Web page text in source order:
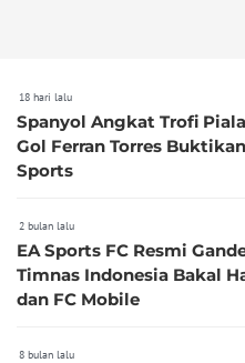
18 hari lalu
Spanyol Angkat Trofi
Gol Ferran Torres
Sports
2 bulan lalu
EA Sports FC Resmi
Timnas Indonesia Bakal
dan FC Mobile
8 bulan lalu